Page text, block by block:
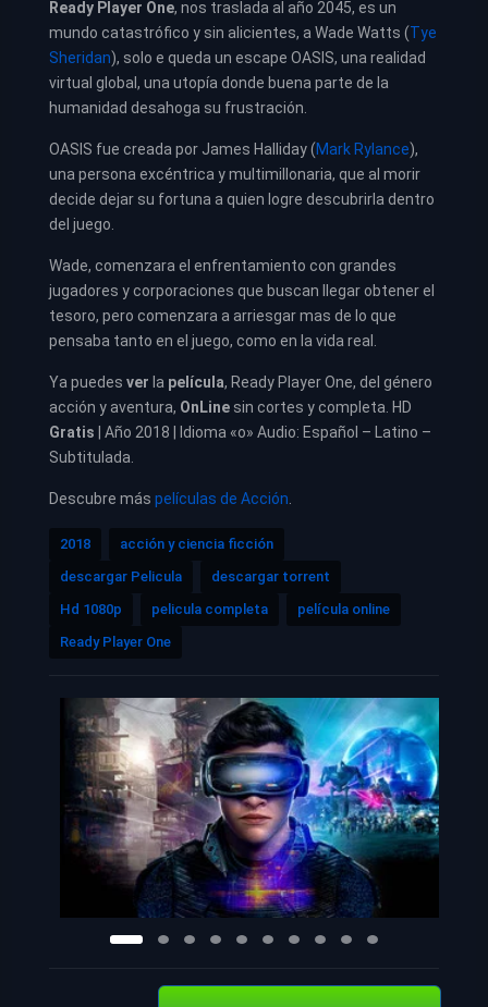
Ready Player One, nos traslada al año 2045, es un
mundo catastrófico y sin alicientes, a Wade Watts (Tye
Sheridan), solo e queda un escape OASIS, una realidad
virtual global, una utopía donde buena parte de la
humanidad desahoga su frustración.
OASIS fue creada por James Halliday (Mark Rylance),
una persona excéntrica y multimillonaria, que al morir
decide dejar su fortuna a quien logre descubrirla dentro
del juego.
Wade, comenzara el enfrentamiento con grandes
jugadores y corporaciones que buscan llegar obtener el
tesoro, pero comenzara a arriesgar mas de lo que
pensaba tanto en el juego, como en la vida real.
Ya puedes ver la película, Ready Player One, del género
acción y aventura, OnLine sin cortes y completa. HD
Gratis | Año 2018 | Idioma «o» Audio: Español – Latino –
Subtitulada.
Descubre más películas de Acción
2018
acción y ciencia ficción
descargar Pelicula
descargar torrent
Hd 1080p
pelicula completa
película online
Ready Player One